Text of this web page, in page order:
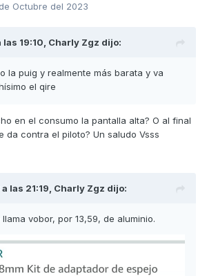
Octubre del 2023
19:10, Charly Zgz dijo:
la puig y realmente más barata y va
el qire
en el consumo la pantalla alta? O al final
da contra el piloto? Un saludo Vsss
las 21:19, Charly Zgz dijo:
llama vobor, por 13,59, de aluminio.